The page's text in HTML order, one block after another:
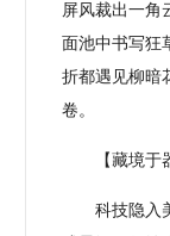
屏风裁出一角
面池中书写狂
折都遇见柳暗
卷。
【藏境于
科技隐入